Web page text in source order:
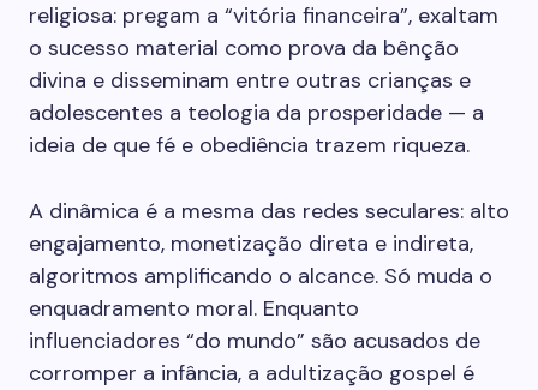
religiosa: pregam a “vitória financeira”, exaltam
o sucesso material como prova da bênção
divina e disseminam entre outras crianças e
adolescentes a teologia da prosperidade — a
ideia de que fé e obediência trazem riqueza.
A dinâmica é a mesma das redes seculares: alto
engajamento, monetização direta e indireta,
algoritmos amplificando o alcance. Só muda o
enquadramento moral. Enquanto
influenciadores “do mundo” são acusados de
corromper a infância, a adultização gospel é